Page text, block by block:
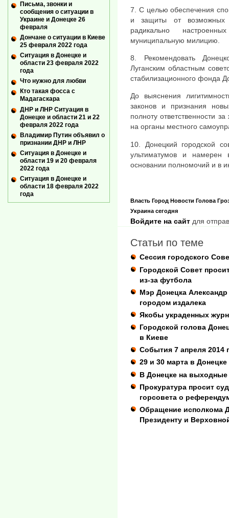
7. С целью обеспечения
и защиты от возможных
радикально
муниципальную милицию.
8. Рекомендовать
Луганским областным
стабилизационного фонда
До выяснения
законов и признания
полноту ответственности
на органы местного
10. Донецкий городской
ультиматумов и
основании полномочий и в
Власть Город Новости Голова
Украина сегодня
Войдите на сайт для
Статьи по теме
Сессия городского
Городской Совет
из-за футбола
Мэр Донецка
городом издалека
Якобы украденных
Городской голова
в Киеве
События 7 апреля 2014
29 и 30 марта в
В Донецке на выходные
Прокуратура просит
горсовета о
Обращение исполкома
Президенту и
Письма, звонки и
сообщения о ситуации в
Украине и Донецке 26
февраля
Дончане о ситуации в Киеве
25 февраля 2022 года
Ситуация в Донецке и
области 23 февраля 2022
года
Что нужно для любви
Кто такая фосса с
Мадагаскара
ДНР и ЛНР Ситуация в
Донецке и области 21 и 22
февраля 2022 года
Владимир Путин объявил о
признании ДНР и ЛНР
Ситуация в Донецке и
области 19 и 20 февраля
2022 года
Ситуация в Донецке и
области 18 февраля 2022
года